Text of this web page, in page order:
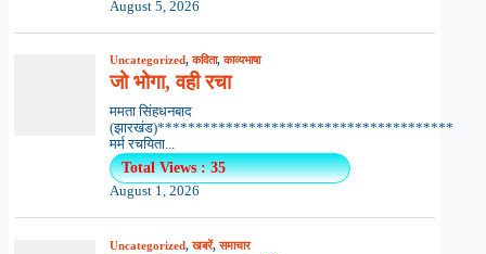
August 5, 2026
Uncategorized,कविता,काव्यभाषा
जो भोगा, वही रचा
ममता सिंहधनबाद
(झारखंड)***************************************
मर्म रचयिता...
Total Views : 35
August 1, 2026
Uncategorized,खबरें,समाचार